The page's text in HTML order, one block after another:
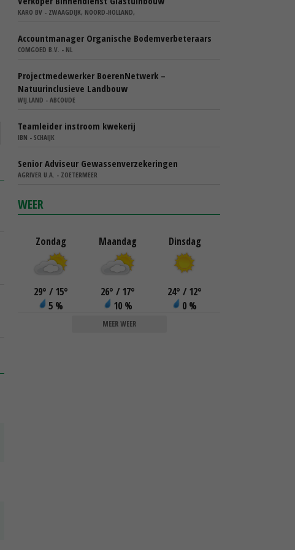
KARO BV - ZWAAGDIJK, NOORD-HOLLAND,
Accountmanager Organische Bodemverbeteraars
COMGOED B.V. - NL
Projectmedewerker BoerenNetwerk –
Natuurinclusieve Landbouw
WIJ.LAND - ABCOUDE
Teamleider instroom kwekerij
IBN - SCHAIJK
Senior Adviseur Gewassenverzekeringen
AGRIVER U.A. - ZOETERMEER
WEER
Zondag
29° / 15°
5 %
Maandag
26° / 17°
10 %
Dinsdag
24° / 12°
0 %
MEER WEER